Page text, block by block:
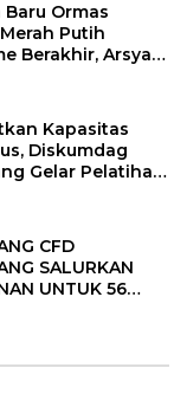
Baru Ormas
Putih
Berakhir, Arsyad
Kapasitas
Diskumdag
Gelar Pelatihan
CFD
SALURKAN
UNTUK 56